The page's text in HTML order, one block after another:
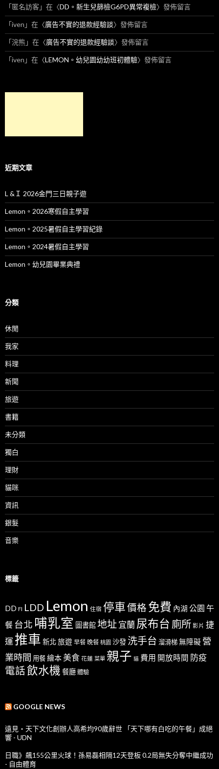
「匿名訪客」在〈DD。新生兒篩檢G6PD異常複檢〉發佈留言
「iven 」在〈廣告不實的退款經驗談〉發佈留言
「浣熊 」在〈廣告不實的退款經驗談〉發佈留言
「iven 」在〈LEMON。幼兒園幼幼班初體驗〉發佈留言
近期文章
L &Ｉ 2026金門三日親子遊
Lemon。2026寒假自主學習
Lemon。2025暑假自主學習紀錄
Lemon。2024暑假自主學習
Lemon。幼兒園畢業典禮
分類
休閒
我家
料理
新聞
旅遊
書籍
未分類
獨白
理財
貓咪
資訊
銀髮
音樂
標籤
DD FI LDD Lemon 住宿 停車價格 免費 內湖 公園 午
餐 台北 哺乳室 圖書館地址宜蘭尿布台 廁所 影片 捷
運推車 新北旅遊 早餐 晚餐 桃園 沙發 洗手台 溜滑梯無障礙 營
業時間 用餐繪本 美食 花蓮 菜單 親子 貓 費用 開放時間 防疫
電話飲水機 餐廳 體驗
GOOGLE NEWS
遠見‧天下文化創辦人高希均90歲辭世 「天下哪有白吃的午餐」成絕
響 - UDN
日職》飆155公里火球！孫易磊相隔12天登板 0.2局無失分奪中繼成功
- 自由體育